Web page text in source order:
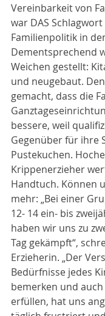
Vereinbarkeit von
war DAS
Familienpolitik in
Dementsprechend
Weichen gestellt:
und neugebaut.
gemacht, dass die
bessere, weil
Gegenüber für ihre
Pustekuchen.
Krippenerzieher
Handtuch. Können
mehr: „Bei einer
12- 14 ein- bis
haben wir uns zu
Tag gekämpft“,
Erzieherin. „Der
Bedürfnisse jedes
bemerken und
erfüllen, hat uns